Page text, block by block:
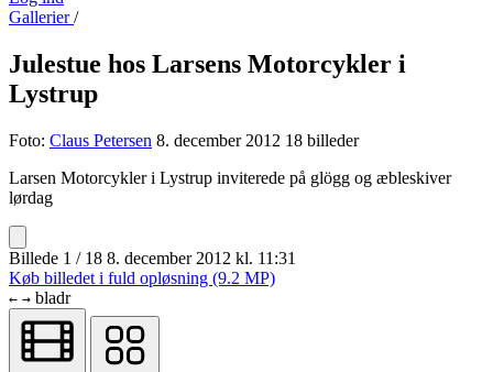
Gallerier/
Julestue hos Larsens Motorcykler i
Lystrup
Foto: Claus Petersen 8. december 2012 18 billeder
Larsen Motorcykler i Lystrup inviterede på glögg og æbleskiver
lørdag
Billede 1 / 18 8. december 2012 kl. 11:31
Køb billedet i fuld opløsning (9.2 MP)
← → bladr